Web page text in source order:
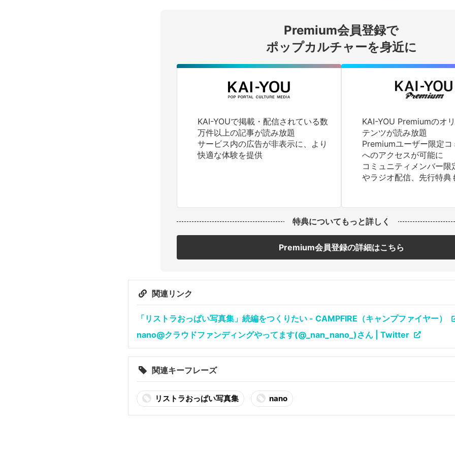
ログインする
Premium会員登録で
ポップカルチャーを身近に
KAI-YOUで掲載・配信されている数
万件以上の記事が読み放題
サービス内の広告が非表示に、より
快適な体験を提供
KAI-YOU Premiumのオ
テンツが読み放題
Premiumユーザー限定コ
へのアクセスが可能に
コミュニティメンバー限
やラジオ配信、先行特典
特典についてもっと詳しく
Premium会員登録の詳細はこちら
関連リンク
「リストラおっぱい写真集」続編をつくりたい - CAMPFIRE（キャンプファイヤー）
nano@クラウドファンディングやってます(@_nan_nano_)さん | Twitter
関連キーフレーズ
リストラおっぱい写真集 nano